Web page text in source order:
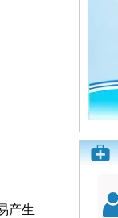
产生